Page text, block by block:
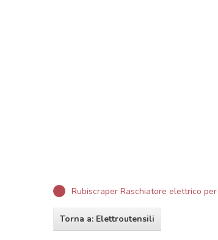
Rubiscraper Raschiatore elettrico
Torna a: Elettroutensili